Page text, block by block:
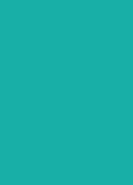
lymfocyten,